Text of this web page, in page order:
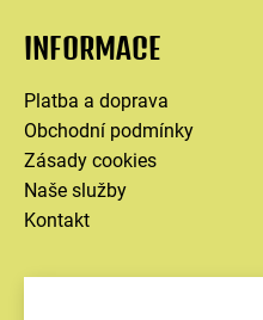
INFORMACE
Platba a doprava
Obchodní podmínky
Zásady cookies
Naše služby
Kontakt